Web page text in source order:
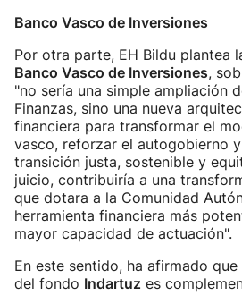
Banco Vasco de Inversiones
Por otra parte, EH Bildu plantea
Banco Vasco de Inversiones,
"no sería una simple ampliación
Finanzas, sino una nueva
financiera para transformar el
vasco, reforzar el autogobierno
transición justa, sostenible y
juicio, contribuiría a una
que dotara a la Comunidad
herramienta financiera más
mayor capacidad de actuación".
En este sentido, ha afirmado
del fondo Indartuz es